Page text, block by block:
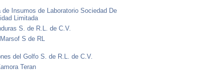
de Insumos de Laboratorio Sociedad De
Limitada
S. de R.L. de C.V.
S de RL
del Golfo S. de R.L. de C.V.
Teran